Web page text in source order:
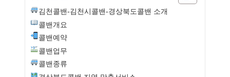
김천콜밴-김천시콜밴-경상북도콜밴 소개
콜밴개요
콜밴예약
콜밴업무
콜밴종류